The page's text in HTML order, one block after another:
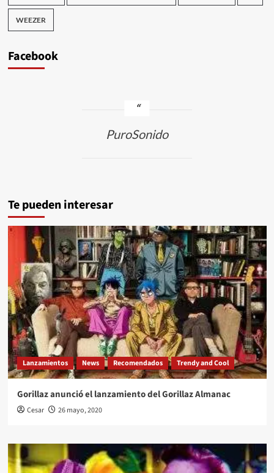
WEEZER
Facebook
PuroSonido
Te pueden interesar
Lanzamientos News Recomendados Trendy and Cool
Gorillaz anunció el lanzamiento del Gorillaz Almanac
Cesar 26 mayo, 2020